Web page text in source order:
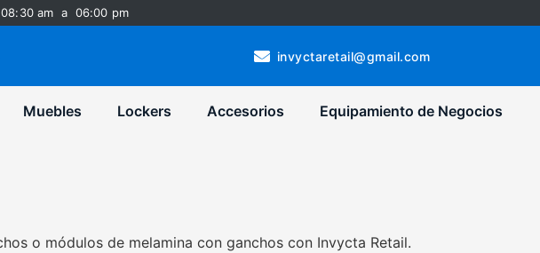
08:30 am a 06:00 pm
invyctaretail@gmail.com
Muebles Lockers Accesorios Equipamiento de Negocios
o módulos de melamina con ganchos con Invycta Retail.